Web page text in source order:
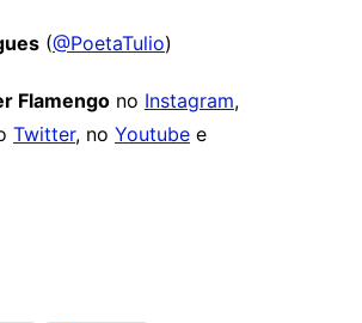
(@PoetaTulio)
Flamengono Instagram,
Twitter, no Youtubee